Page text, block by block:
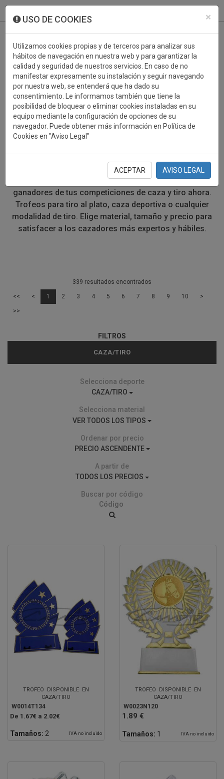
×
USO DE COOKIES
Utilizamos cookies propias y de terceros para analizar sus
hábitos de navegación en nuestra web y para garantizar la
calidad y seguridad de nuestros servicios. En caso de no
manifestar expresamente su instalación y seguir navegando
por nuestra web, se entenderá que ha dado su
consentimiento. Le informamos también que tiene la
posibilidad de bloquear o eliminar cookies instaladas en su
equipo mediante la configuración de opciones de su
navegador. Puede obtener más información en Política de
Cookies en "Aviso Legal"
ACEPTAR AVISO LEGAL
TROFEOS DEPORTIVOS
CAZA/TIRO
Después de una intensa competición de caza o de tiro
deportivo, el mejor momento es cuando el ganador
recibe su premio. Encuentra el trofeo perfecto para los
ganadores de tus competiciones de caza y tiro ahora.
Trofeos para tiro al plato, caza deportiva o cualquier
modalidad de tiro. Elige material, tamaño y precio para
satisfacer a los cazadores más expertos y hábiles.
339 resultados encontrados
<< < 1 2 3 4 5 6 7 8 9 10 >
>>
FILTROS
CAZA/TIRO
Selecciona deporte
CAZA/TIRO
Selecciona material
VER TODOS LOS TIPOS
Ordenar por precio
PRECIO ASCENDENTE
A partir de
TODOS LOS PRECIOS
Buscar por código
TROFEO DISPONIBLE EN
CAZA/TIRO
W0014T134
De 1.67€ a 2.02€
Tamaños: 2 IVA no incluido
TROFEO DISPONIBLE EN
CAZA/TIRO
W0023N120
1.89 €
Tamaños: 1 IVA no incluido